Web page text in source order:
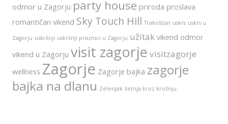
odmor u Zagorju party house priroda proslava
romantičan vikend Sky Touch Hill Trakošćan uskrs uskrs u
Zagorju uskršnji uskršnji praznici u Zagorju užitak vikend odmor
vikend u Zagorju visit zagorje visitzagorje
wellness Zagorje Zagorje bajka zagorje
bajka na dlanu Zelenjak šetnja kroz krošnju